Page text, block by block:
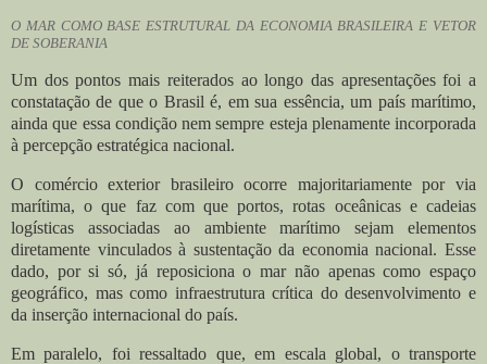
O MAR COMO BASE ESTRUTURAL DA ECONOMIA BRASILEIRA E VETOR
DE SOBERANIA
Um dos pontos mais reiterados ao longo das apresentações foi a
constatação de que o Brasil é, em sua essência, um país marítimo,
ainda que essa condição nem sempre esteja plenamente incorporada
à percepção estratégica nacional.
O comércio exterior brasileiro ocorre majoritariamente por via
marítima, o que faz com que portos, rotas oceânicas e cadeias
logísticas associadas ao ambiente marítimo sejam elementos
diretamente vinculados à sustentação da economia nacional. Esse
dado, por si só, já reposiciona o mar não apenas como espaço
geográfico, mas como infraestrutura crítica do desenvolvimento e
da inserção internacional do país.
Em paralelo, foi ressaltado que, em escala global, o transporte